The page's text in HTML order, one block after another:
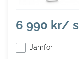
6 990 kr/
Jämför